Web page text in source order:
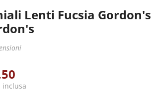
Lenti Fucsia Gordon's
inclusa